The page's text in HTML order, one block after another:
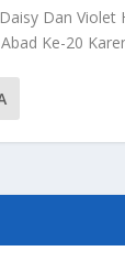
Dan Violet
Ke-20